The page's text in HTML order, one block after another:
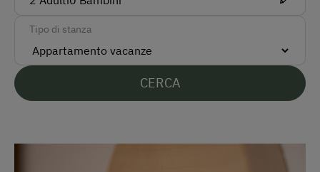
Modalità di pagamento accettate
Pagamento in contanti
Bonifico bancario
Lingue parlate sul posto
Tipo di stanza
CERCA